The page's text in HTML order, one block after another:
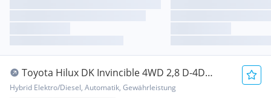
Toyota Hilux DK Invincible 4WD 2,8 D-4D
MHEV Aut. Pickup
Hybrid Elektro/Diesel, Automatik, Gewährleistung